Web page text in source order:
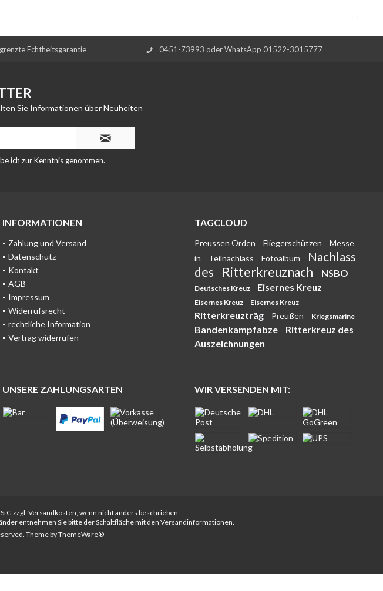
Echtheitsgarantie 0451-73993 oder WhatsApp 01522-3015777
Sie Informationen über Neuheiten
ich zur Kenntnis genommen.
INFORMATIONEN
Zahlung und Versand
Datenschutz
Kontakt
AGB
Impressum
Widerrufsrecht
rechtliche Information
Vertrag widerrufen
TAGCLOUD
Preussen Orden Fliegerschützen
Messe
in
Teilnachlass Fotoalbum
Nachlass
des
Ritterkreuznach NSBO
Deutsches Kreuz Eisernes Kreuz
Eisernes Kreuz Eisernes Kreuz
Ritterkreuzträg Preußen Kriegsmarine
Bandenkampfabze
Ritterkreuz des
Auszeichnungen
UNSERE ZAHLUNGSARTEN WIR VERSENDEN MIT:
zzgl. Versandkosten, wenn nicht anders beschrieben.
entnehmen Sie bitte der Schaltfläche mit den Versandinformationen.
Theme byThemeWare®